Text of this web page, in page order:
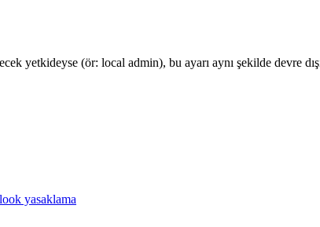
yetkideyse (ör: local admin), bu ayarı aynı şekilde devre
yasaklama